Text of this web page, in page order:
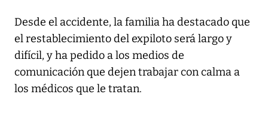
Desde el accidente, la familia ha destacado que
el restablecimiento del expiloto será largo y
difícil, y ha pedido a los medios de
comunicación que dejen trabajar con calma a
los médicos que le tratan.